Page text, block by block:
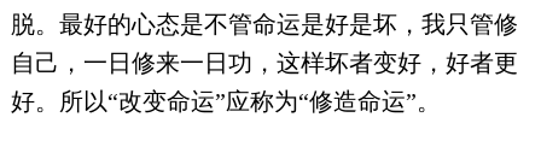
脱。最好的心态是不管命运是好是坏，我只管修
自己，一日修来一日功，这样坏者变好，好者更
好。所以“改变命运”应称为“修造命运”。